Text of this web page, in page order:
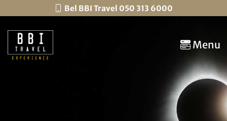
Bel BBI Travel 050 313 6000
Menu